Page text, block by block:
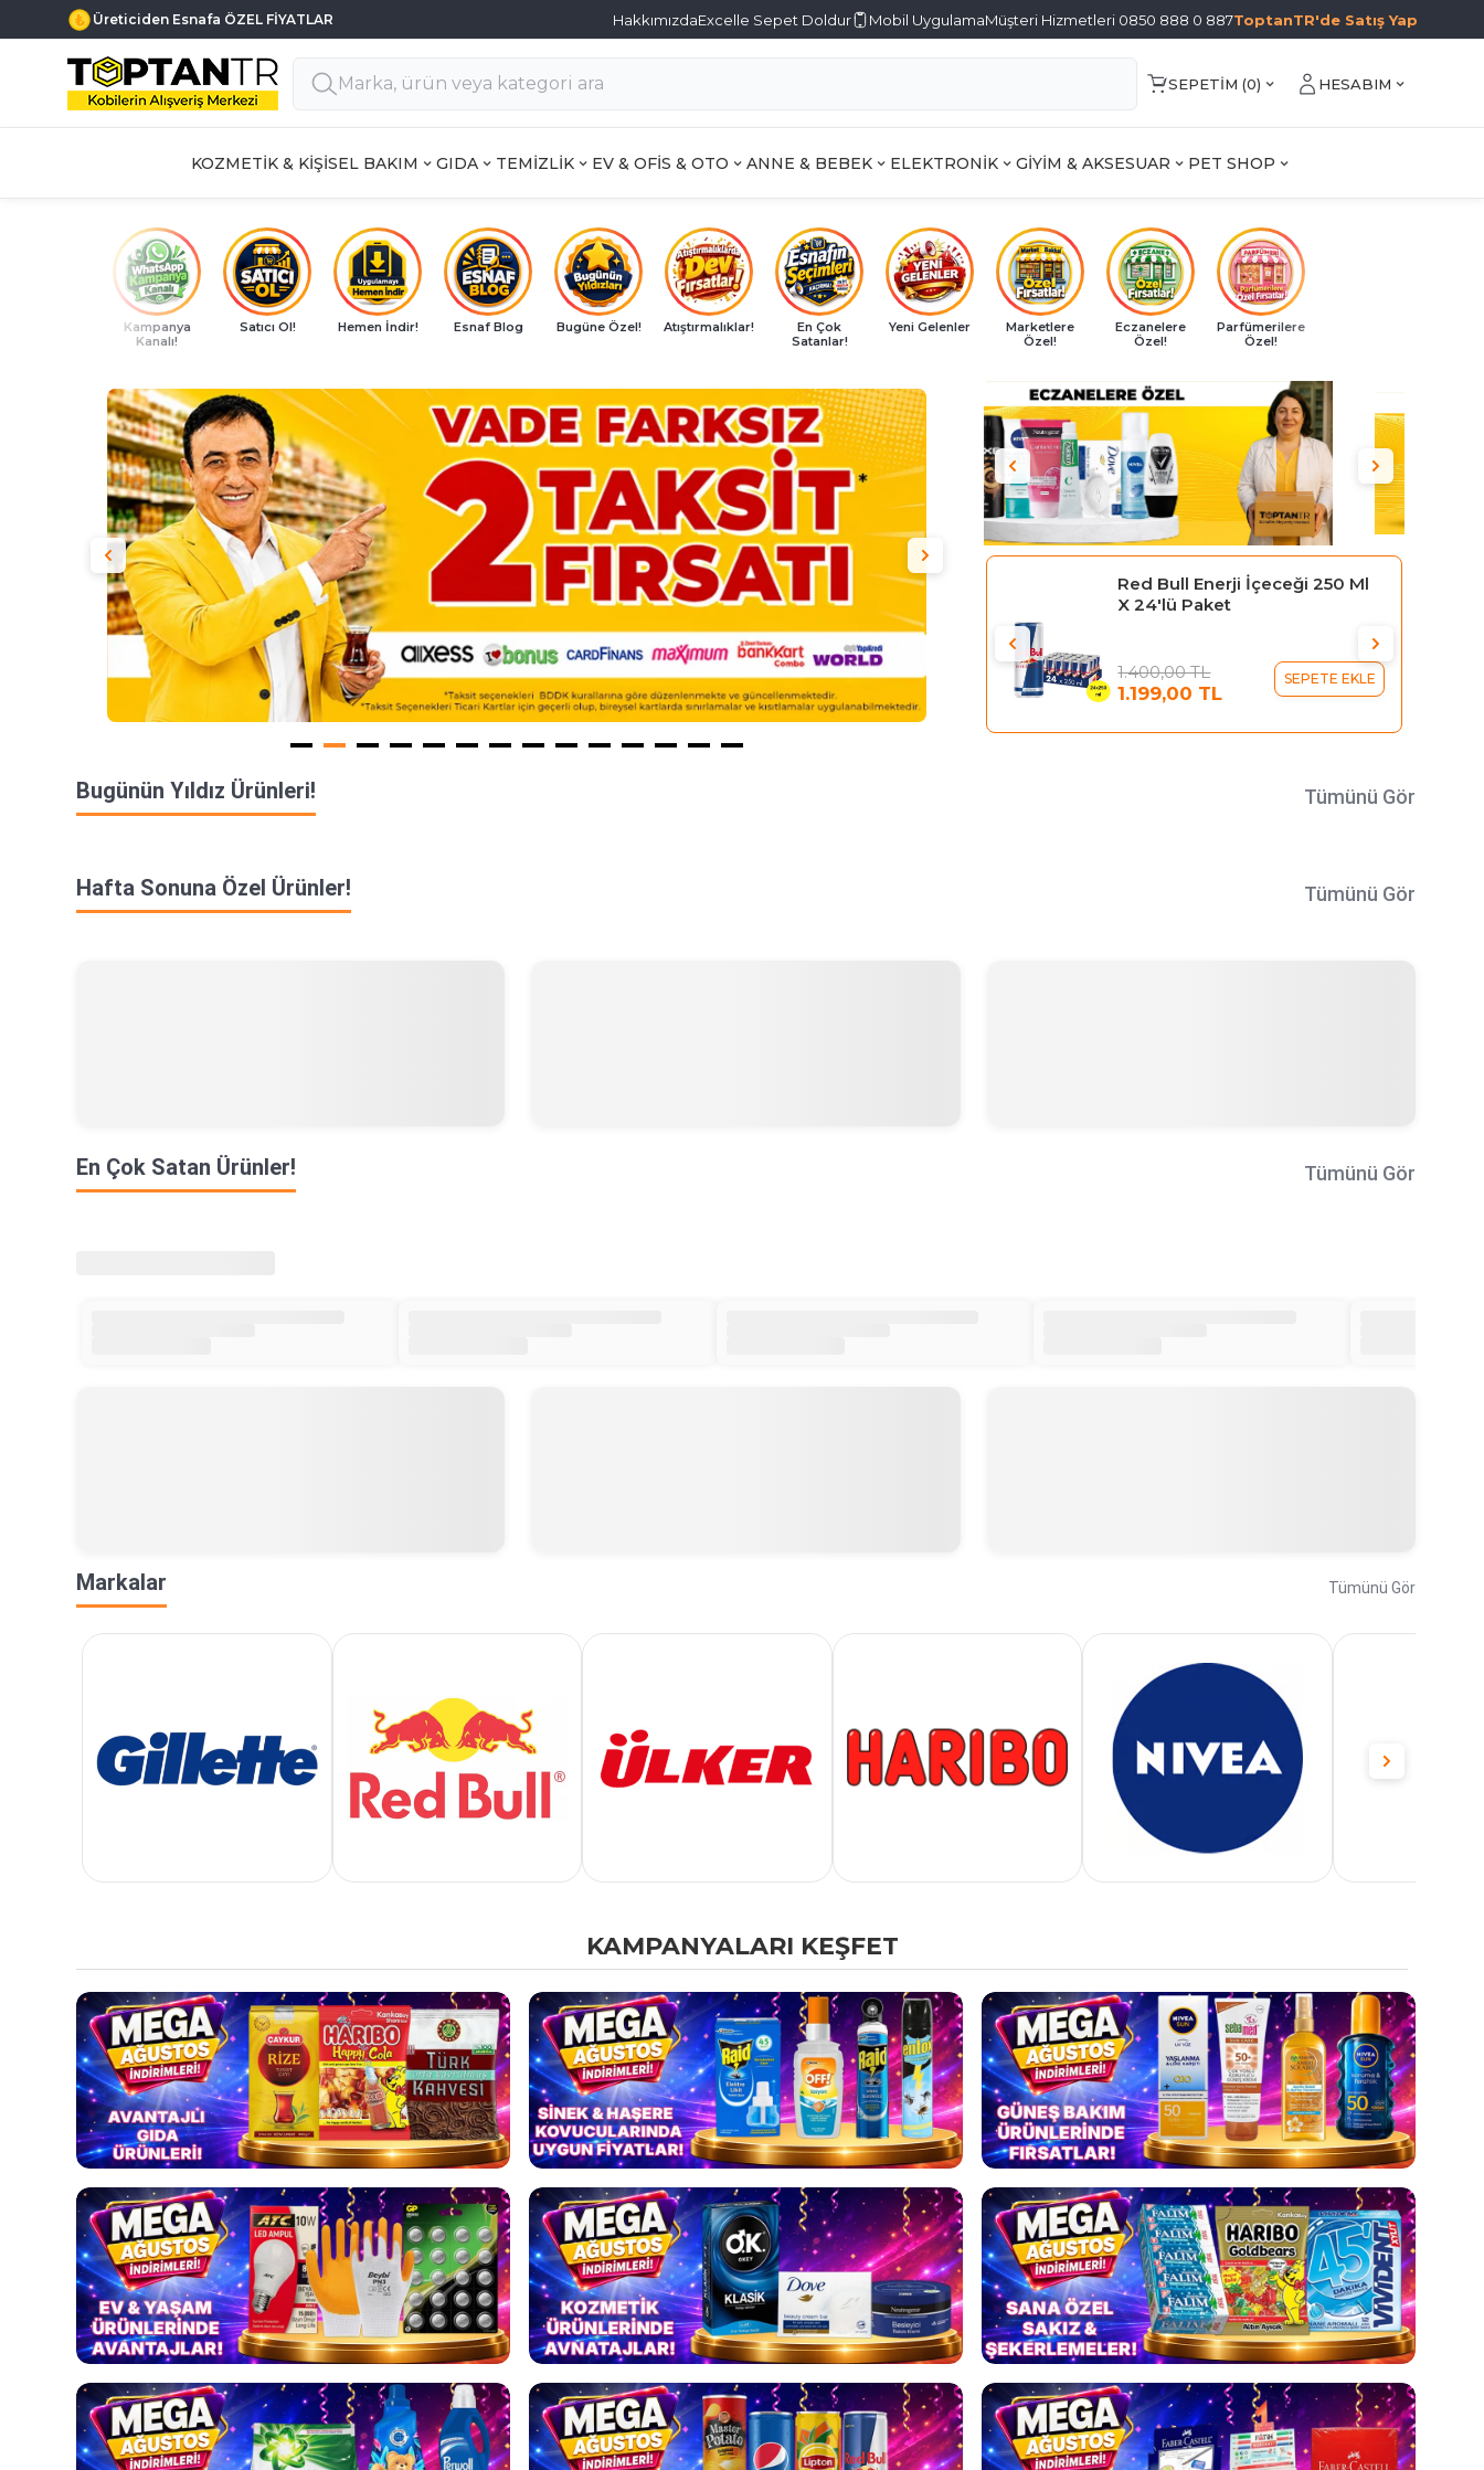
Haftanın 7 Günü MÜŞTERİ DESTEK HakkımızdaExcelle Sepet Doldur Mobil UygulamaMüşteri Hizmetleri 0850 888 0 887ToptanTR'de Satış Yap
SEPETIM (0) HESABIM
KOZMETİK & KİŞİSEL BAKIM GIDA TEMİZLİK EV & OFİS & OTO ANNE & BEBEK ELEKTRONİK GİYİM & AKSESUAR PET SHOP
Kampanya
Kanalı!
Satıcı Ol! Hemen İndir! Esnaf Blog Bugüne Özel! Atıştırmalıklar!
En Çok
Satanlar!
Yeni Gelenler
Marketlere
Özel!
Eczanelere
Özel!
Parfümerilere
Özel!
Gillette Blue 3 Tıraş Bıçağı 10'lu
Kartela Comfort Plus
329,95 TL
289,95 TL
SEPETE EKLE
Bugünün Yıldız Ürünleri! Tümünü Gör
Hafta Sonuna Özel Ürünler! Tümünü Gör
En Çok Satan Ürünler! Tümünü Gör
Markalar Tümünü Gör
KAMPANYALARI KEŞFET